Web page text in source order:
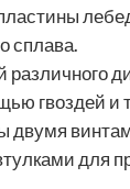
сплава.
различного
гвоздей и
двумя
для